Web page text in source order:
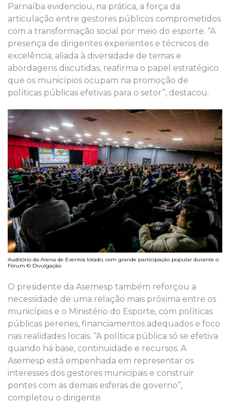
Parnaíba evidenciou, na prática, a força da
articulação entre gestores públicos comprometidos
com a transformação social por meio do esporte. “A
presença de dirigentes experientes e técnicos de
excelência, aliada à diversidade de temas e
abordagens discutidas, reafirma o papel estratégico
que os municípios ocupam na promoção de
políticas públicas efetivas para o setor”, destacou.
Auditório da Arena de Eventos lotado, com grande participação popular durante o
Fórum © Divulgação
O presidente da Asemesp também reforçou a
necessidade de uma relação mais próxima entre os
municípios e o Ministério do Esporte, com políticas
públicas perenes, financiamentos adequados e foco
nas realidades locais. “A política pública só se efetiva
quando há base, continuidade e recursos. A
Asemesp está empenhada em representar os
interesses dos gestores municipais e construir
pontes com as demais esferas de governo”,
completou o dirigente.